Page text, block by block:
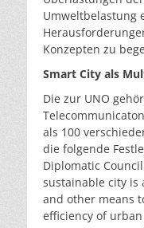
Umweltbelastung
Konzepten zu
Smart City als
Die zur UNO
als 100
die folgende
Diplomatic
sustainable city is
and other means
efficiency of